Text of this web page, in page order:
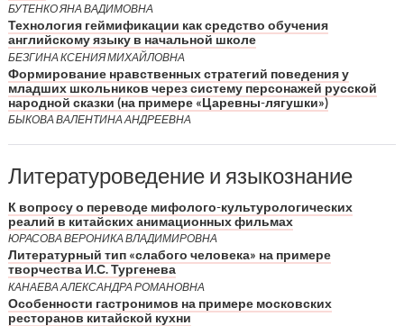
БУТЕНКО ЯНА ВАДИМОВНА
Технология геймификации как средство обучения
английскому языку в начальной школе
БЕЗГИНА КСЕНИЯ МИХАЙЛОВНА
Формирование нравственных стратегий поведения у
младших школьников через систему персонажей русской
народной сказки (на примере «Царевны-лягушки»)
БЫКОВА ВАЛЕНТИНА АНДРЕЕВНА
Литературоведение и языкознание
К вопросу о переводе мифолого-культурологических
реалий в китайских анимационных фильмах
ЮРАСОВА ВЕРОНИКА ВЛАДИМИРОВНА
Литературный тип «слабого человека» на примере
творчества И.С. Тургенева
КАНАЕВА АЛЕКСАНДРА РОМАНОВНА
Особенности гастронимов на примере московских
ресторанов китайской кухни